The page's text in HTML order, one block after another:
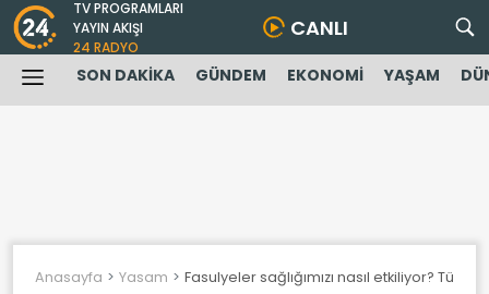
TV PROGRAMLARI
YAYIN AKIŞI
24 RADYO
CANLI
SON DAKİKA GÜNDEM EKONOMİ YAŞAM
Anasayfa Yasam Fasulyeler sağlığımızı nasıl etkiliyor?